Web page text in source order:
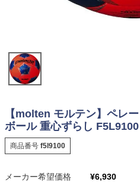
【molten モルテン】ペレ
ボール 重心ずらし F5L9100
商品番号 f5l9100
メーカー希望価格 ¥6,930